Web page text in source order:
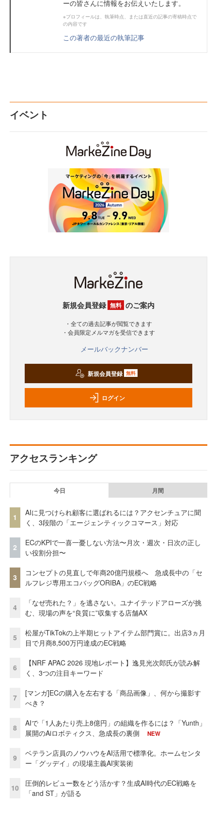
ーの皆さんに情報をお伝えいたします。
※プロフィールは、執筆時点、または直近の記事の寄稿時点で
の内容です
この著者の最近の執筆記事
イベント
新規会員登録 無料 のご案内
・全ての過去記事が閲覧できます
・会員限定メルマガを受信できます
メールバックナンバー
新規会員登録 無料
ログイン
アクセスランキング
今日 月間
1
AIに見つけられ顧客に選ばれるには？アクセンチュアに聞
く、3段階の「エージェンティックコマース」対応
2
ECのKPIで一喜一憂しない方法〜月次・週次・日次の正し
い役割分担〜
3
コンセプトの見直しで年商20億円規模へ 急成長中の「セ
ルフレジ専用エコバッグORIBA」のEC戦略
4
「なぜ売れた？」を逃さない。ユナイテッドアローズが挑
む、現場の声を“良質に”収集する店舗AX
5
松屋がTikTokの上半期ヒットアイテム部門賞に。出店3ヵ月
目で月商8,500万円達成のEC戦略
6
【NRF APAC 2026 現地レポート】逸見光次郎氏が読み解
く、3つの注目キーワード
7
[マンガ]ECの購入を左右する「商品画像」、何から撮影す
べき？
8
AIで「1人あたり売上8億円」の組織を作るには？「Yunth」
展開のAiロボティクス、急成長の裏側
NEW
9
ベテラン店員のノウハウをAI活用で標準化。ホームセンタ
ー「グッデイ」の現場主義AI実装術
10
圧倒的レビュー数をどう活かす？生成AI時代のEC戦略を
「and ST」が語る